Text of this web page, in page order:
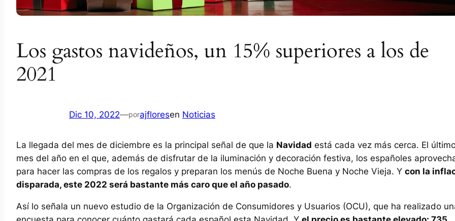
Los gastos navideños, un 15% superiores a los de
2021
Dic 10, 2022—porajfloresen Noticias
La llegada del mes de diciembre es la principal señal de que la Navidad está cada vez más cerca. El
mes del año en el que, además de disfrutar de la iluminación y decoración festiva, los españoles
para hacer las compras de los regalos y preparan los menús de Noche Buena y Noche Vieja. Y con la
disparada, este 2022 será bastante más caro que el año pasado.
Así lo señala un nuevo estudio de la Organización de Consumidores y Usuarios (OCU), que ha realizado